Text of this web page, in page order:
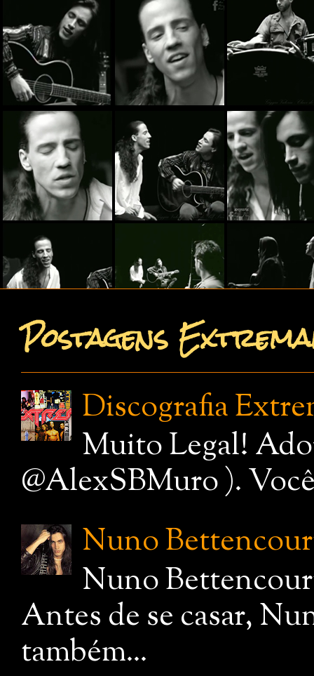
Postagens
Discografia
Muito Legal!
@AlexSBMuro ).
Nuno
Nuno
Antes de se casar,
também...